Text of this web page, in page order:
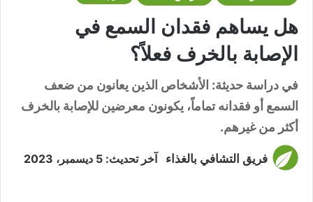
هل يساهم فقدان السمع في
الإصابة بالخرف فعلاً؟
في دراسة حديثة: الأشخاص الذين يعانون من ضعف
السمع أو فقدانه تماماً، يكونون معرضين للإصابة بالخرف
أكثر من غيرهم.
فريق التشافي بالغذاء آخر تحديث: 5 ديسمبر، 2023